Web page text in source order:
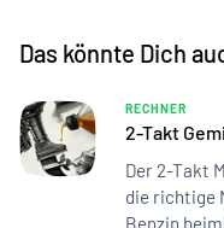
Das könnte Dich
RECHNER
2-Takt
Der 2-Takt
die richtige
Benzin